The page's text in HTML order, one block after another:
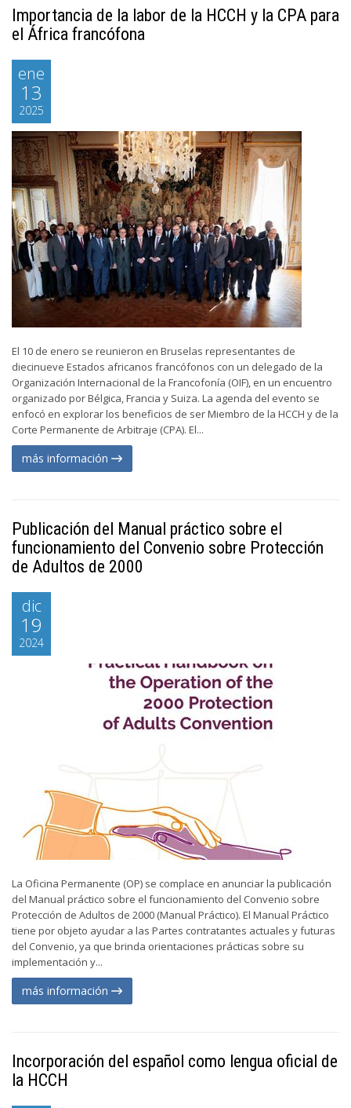
Importancia de la labor de la HCCH y la CPA para
el África francófona
ene
13
2025
El 10 de enero se reunieron en Bruselas representantes de
diecinueve Estados africanos francófonos con un delegado de la
Organización Internacional de la Francofonía (OIF), en un encuentro
organizado por Bélgica, Francia y Suiza. La agenda del evento se
enfocó en explorar los beneficios de ser Miembro de la HCCH y de la
Corte Permanente de Arbitraje (CPA). El...
más información
Publicación del Manual práctico sobre el
funcionamiento del Convenio sobre Protección
de Adultos de 2000
dic
19
2024
La Oficina Permanente (OP) se complace en anunciar la publicación
del Manual práctico sobre el funcionamiento del Convenio sobre
Protección de Adultos de 2000 (Manual Práctico). El Manual Práctico
tiene por objeto ayudar a las Partes contratantes actuales y futuras
del Convenio, ya que brinda orientaciones prácticas sobre su
implementación y...
más información
Incorporación del español como lengua oficial de
la HCCH